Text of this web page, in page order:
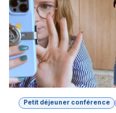
Petit déjeuner conférence